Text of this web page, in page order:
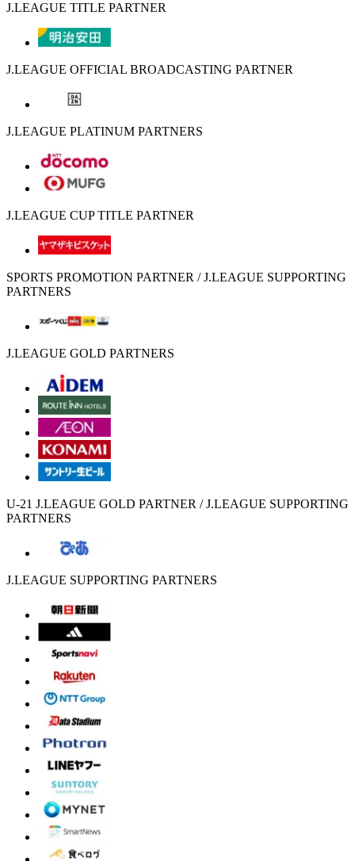
J.LEAGUE TITLE PARTNER
J.LEAGUE OFFICIAL BROADCASTING PARTNER
J.LEAGUE PLATINUM PARTNERS
J.LEAGUE CUP TITLE PARTNER
SPORTS PROMOTION PARTNER / J.LEAGUE SUPPORTING
PARTNERS
J.LEAGUE GOLD PARTNERS
U-21 J.LEAGUE GOLD PARTNER / J.LEAGUE SUPPORTING
PARTNERS
J.LEAGUE SUPPORTING PARTNERS